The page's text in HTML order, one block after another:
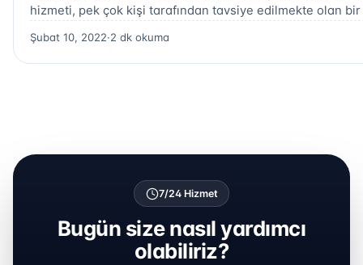
hizmeti, pek çok kişi tarafından tavsiye edilmekte olan
Şubat 10, 2022·2 dk okuma
7/24 Hizmet
Bugün size nasıl yardımcı
olabiliriz?